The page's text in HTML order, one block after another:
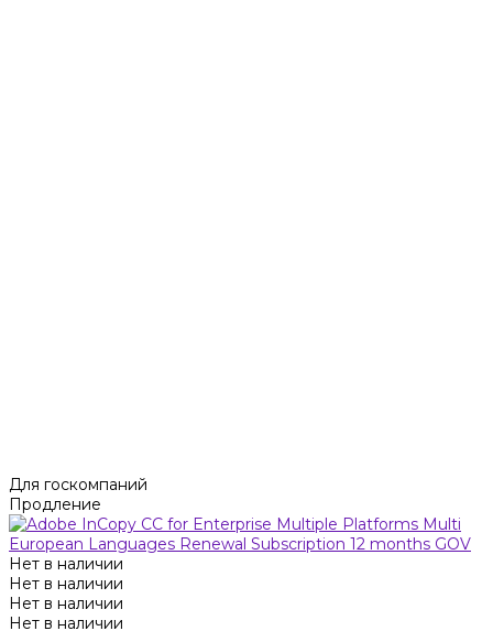
Для госкомпаний
Продление
Нет в наличии
Нет в наличии
Нет в наличии
Нет в наличии